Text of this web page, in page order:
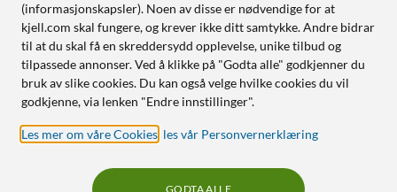
(informasjonskapsler). Noen av disse er nødvendige for at
kjell.com skal fungere, og krever ikke ditt samtykke. Andre bidrar
til at du skal få en skreddersydd opplevelse, unike tilbud og
tilpassede annonser. Ved å klikke på "Godta alle" godkjenner du
bruk av slike cookies. Du kan også velge hvilke cookies du vil
godkjenne, via lenken "Endre innstillinger".
Les mer om våre Cookies les vår Personvernerklæring
GODTA ALLE